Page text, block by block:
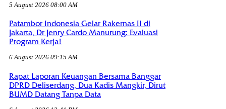
5 August 2026 08:00 AM
Patambor Indonesia Gelar Rakernas II di
Jakarta, Dr Jenry Cardo Manurung: Evaluasi
Program Kerja!
6 August 2026 09:15 AM
Rapat Laporan Keuangan Bersama Banggar
DPRD Deliserdang, Dua Kadis Mangkir, Dirut
BUMD Datang Tanpa Data